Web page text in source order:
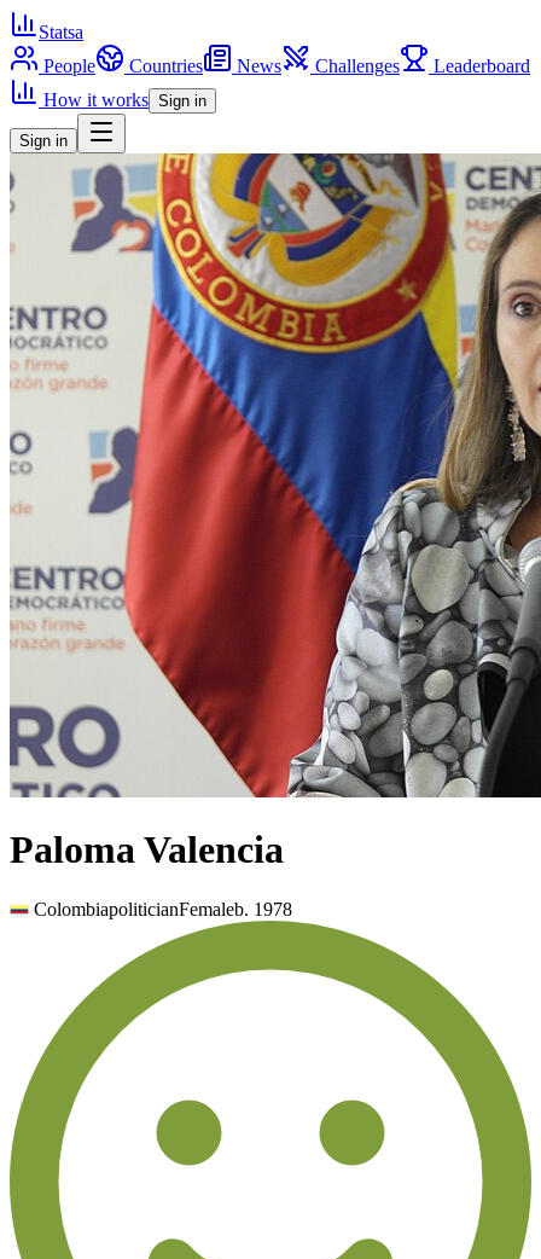
Statsa
People
Countries News Challenges
Leaderboard
How it works Sign in
Sign in
Paloma Valencia
ColombiapoliticianFemaleb. 1978